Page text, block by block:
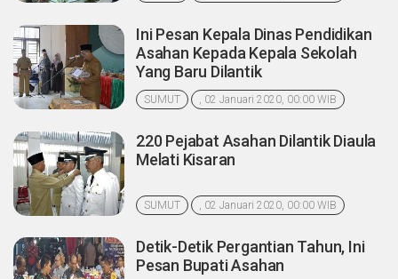
Ini Pesan Kepala Dinas Pendidikan
Asahan Kepada Kepala Sekolah
Yang Baru Dilantik
SUMUT , 02 Januari 2020, 00:00 WIB
220 Pejabat Asahan Dilantik Diaula
Melati Kisaran
SUMUT , 02 Januari 2020, 00:00 WIB
Detik-Detik Pergantian Tahun, Ini
Pesan Bupati Asahan